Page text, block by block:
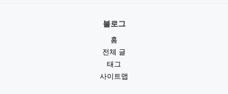
블로그
홈
전체 글
태그
사이트맵